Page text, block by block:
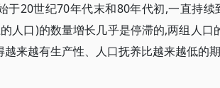
于20世纪70年代末和80年代初,一直持
人口)的数量增长几乎是停滞的,两组人口
来越有生产性、人口抚养比越来越低的